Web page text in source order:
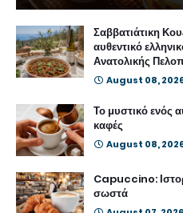
Σαββατιάτικη
αυθεντικό
Ανατολικής
August 08,
Το μυστικό ενός
καφές
August 08,
Capuccino:
σωστά